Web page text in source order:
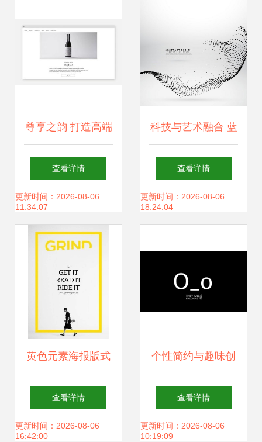
尊享之韵 打造高端
洋酒品牌创意视觉
设计与网站建设的
艺术
查看详情
更新时间：2026-08-06
11:34:07
科技与艺术融合 蓝
色点线面科幻光效
H5背景设计解析
查看详情
更新时间：2026-08-06
18:24:04
黄色元素海报版式
设计 点亮视觉的创
意指南
查看详情
更新时间：2026-08-06
16:42:00
个性简约与趣味创
意 美桌网高清宽屏
壁纸的设计与美学
查看详情
更新时间：2026-08-06
10:19:09